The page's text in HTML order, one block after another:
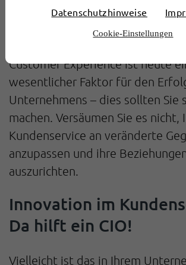
Datenschutzhinweise
Cookie-Einstellungen
Bestandsaufnahme und arbeiten
gegebenenfalls an Ihren
Customer Experience ist heute
wesentlicher Faktor für den
Unternehmens – dies sollten Sie
machen. Versäumen Sie es nicht,
Kundenservice an veränderte
anzupassen und ihre
auszurichten.
Innovation im
Da hilft ein CIO!
Vielleicht ist das in Ihrem